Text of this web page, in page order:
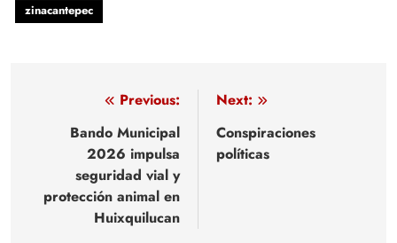
zinacantepec
Navegación
entradas
Previous:
Bando Municipal
2026 impulsa
seguridad vial y
protección animal en
Huixquilucan
Next:
Conspiraciones
políticas